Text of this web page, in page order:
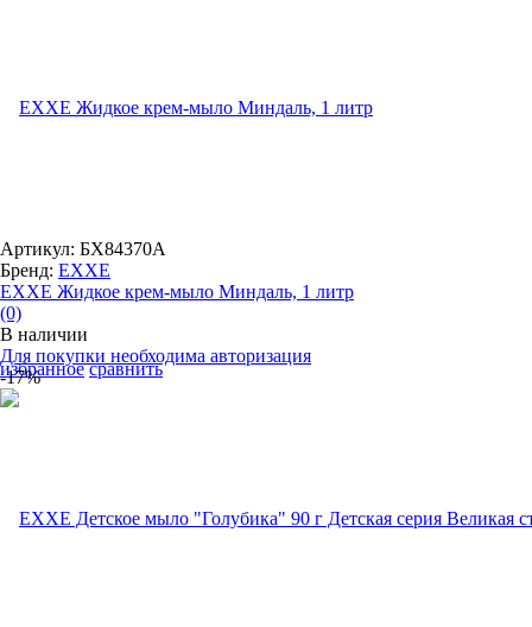
избранное сравнить
Артикул: БХ84370А
Бренд: EXXE
EXXE Жидкое крем-мыло Миндаль, 1 литр
(0)
В наличии
Для покупки необходима авторизация
-17%